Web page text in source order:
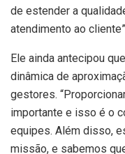
de estender a
atendimento ao
Ele ainda antecipou
dinâmica de
gestores.
importante e isso é o
equipes. Além disso,
missão, e sabemos